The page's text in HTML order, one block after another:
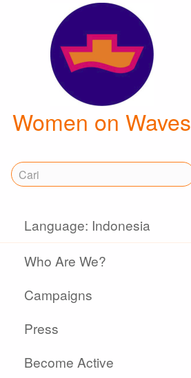
Women on Waves
Language: Indonesia
Who Are We?
Campaigns
Press
Become Active